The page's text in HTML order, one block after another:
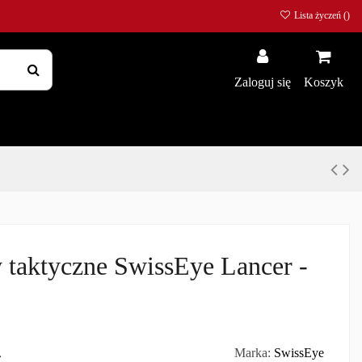
Lista życzeń ()
Zaloguj się Koszyk
SwissEye Lancer -
Marka: SwissEye